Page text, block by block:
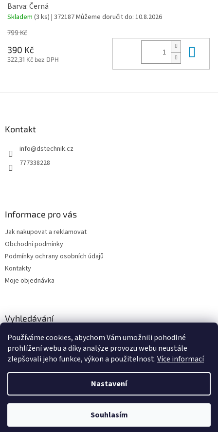
Používáme cookies, abychom Vám umožnili pohodlné
prohlížení webu a díky analýze provozu webu neustále
zlepšovali jeho funkce, výkon a použitelnost.Více informací
Nastavení
Souhlasím
Zboží vedeme skladem, dodání cca 24-48 hodin dle výběru dopravce a
Barva: Černá
Skladem (3 ks) | 372187Můžeme doručit do: 10.8.2026
799 Kč
390 Kč
322,31 Kč bez DPH
Kontakt
info@dstechnik.cz
777338228
Informace pro vás
Jak nakupovat a reklamovat
Obchodní podmínky
Podmínky ochrany osobních údajů
Kontakty
Moje objednávka
Vyhledávání
Vytvořil Shoptet
dstechnik.cz. Všechna práva vyhrazena.